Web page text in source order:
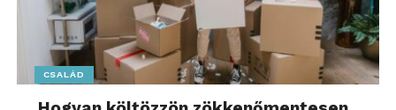
CSALÁD